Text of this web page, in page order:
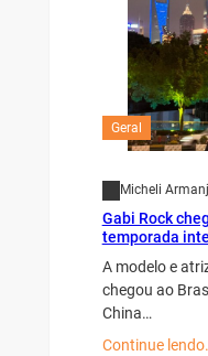
Geral
Micheli
Gabi Rock
temporada
A modelo e
chegou ao
China…
Continue